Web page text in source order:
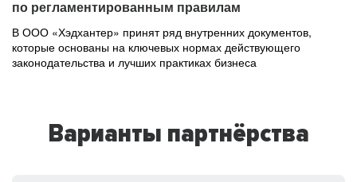
по регламентированным правилам
В ООО «Хэдхантер» принят ряд внутренних документов,
которые основаны на ключевых нормах действующего
законодательства и лучших практиках бизнеса
Варианты партнёрства